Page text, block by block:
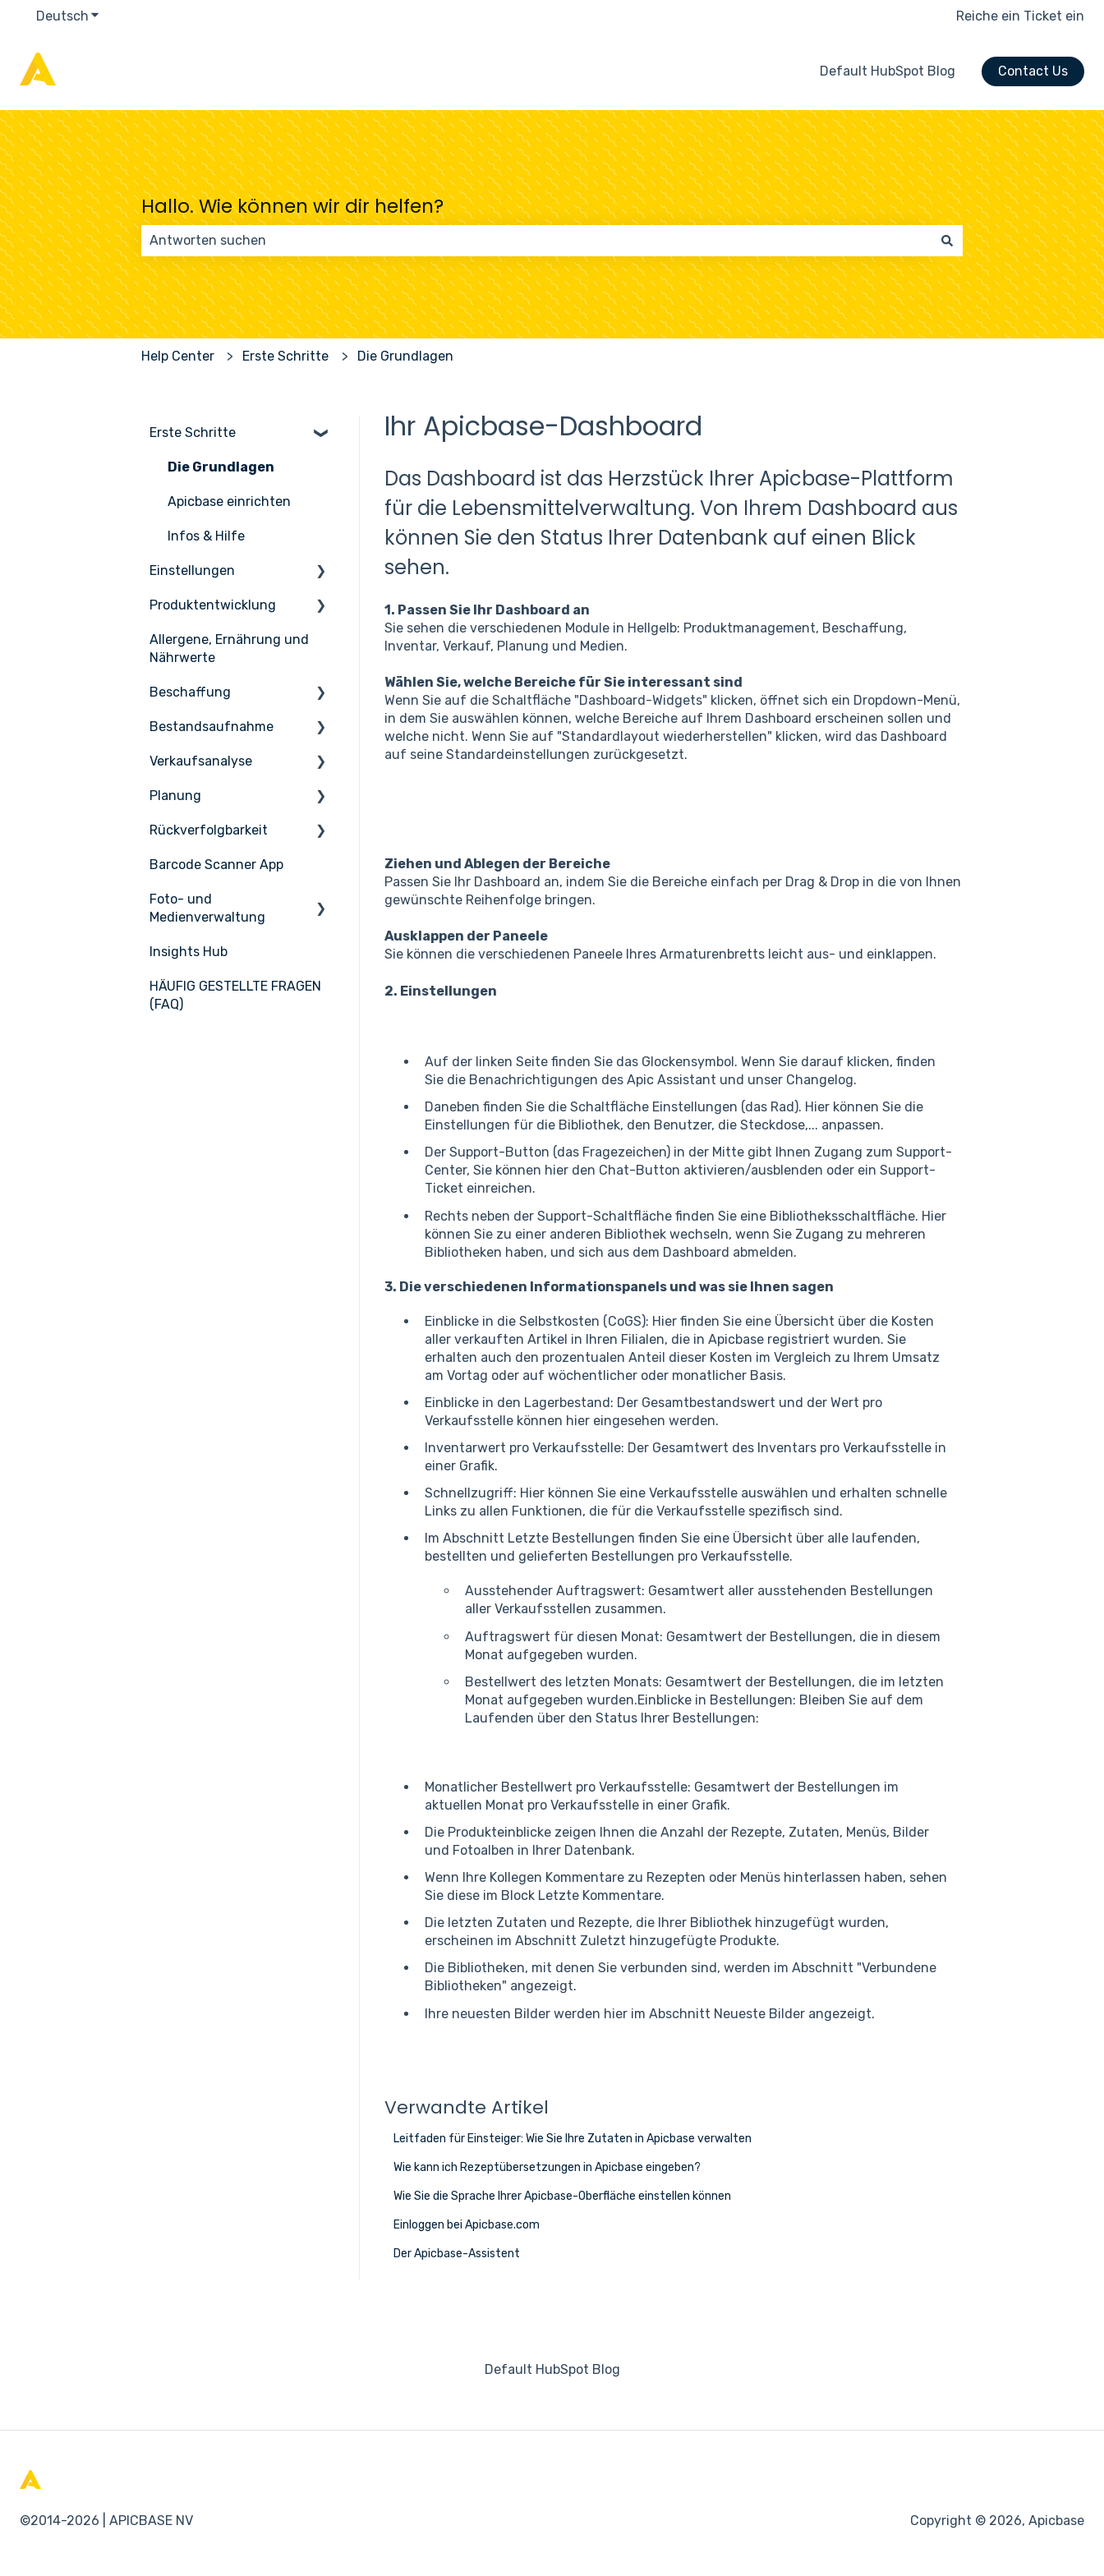
Deutsch Untermenü für Übersetzungen anzeigen Reiche ein Ticket ein
Default HubSpot Blog Contact Us
Hallo. Wie können wir dir helfen?
Es gibt keine Vorschläge, da das Suchfeld leer ist.
Help Center Erste Schritte Die Grundlagen
Ihr Apicbase-Dashboard
Das Dashboard ist das Herzstück Ihrer Apicbase-Plattform
für die Lebensmittelverwaltung. Von Ihrem Dashboard aus
können Sie den Status Ihrer Datenbank auf einen Blick
sehen.
1. Passen Sie Ihr Dashboard an
Sie sehen die verschiedenen Module in Hellgelb: Produktmanagement, Beschaffung,
Inventar, Verkauf, Planung und Medien.
Wählen Sie, welche Bereiche für Sie interessant sind
Wenn Sie auf die Schaltfläche "Dashboard-Widgets" klicken, öffnet sich ein Dropdown-Menü,
in dem Sie auswählen können, welche Bereiche auf Ihrem Dashboard erscheinen sollen und
welche nicht. Wenn Sie auf "Standardlayout wiederherstellen" klicken, wird das Dashboard
auf seine Standardeinstellungen zurückgesetzt.
Ziehen und Ablegen der Bereiche
Passen Sie Ihr Dashboard an, indem Sie die Bereiche einfach per Drag & Drop in die von Ihnen
gewünschte Reihenfolge bringen.
Ausklappen der Paneele
Sie können die verschiedenen Paneele Ihres Armaturenbretts leicht aus- und einklappen.
2. Einstellungen
Auf der linken Seite finden Sie das Glockensymbol. Wenn Sie darauf klicken, finden
Sie die Benachrichtigungen des Apic Assistant und unser Changelog.
Daneben finden Sie die Schaltfläche Einstellungen (das Rad). Hier können Sie die
Einstellungen für die Bibliothek, den Benutzer, die Steckdose,... anpassen.
Der Support-Button (das Fragezeichen) in der Mitte gibt Ihnen Zugang zum Support-
Center, Sie können hier den Chat-Button aktivieren/ausblenden oder ein Support-
Ticket einreichen.
Rechts neben der Support-Schaltfläche finden Sie eine Bibliotheksschaltfläche. Hier
können Sie zu einer anderen Bibliothek wechseln, wenn Sie Zugang zu mehreren
Bibliotheken haben, und sich aus dem Dashboard abmelden.
3. Die verschiedenen Informationspanels und was sie Ihnen sagen
Einblicke in die Selbstkosten (CoGS): Hier finden Sie eine Übersicht über die Kosten
aller verkauften Artikel in Ihren Filialen, die in Apicbase registriert wurden. Sie
erhalten auch den prozentualen Anteil dieser Kosten im Vergleich zu Ihrem Umsatz
am Vortag oder auf wöchentlicher oder monatlicher Basis.
Einblicke in den Lagerbestand: Der Gesamtbestandswert und der Wert pro
Verkaufsstelle können hier eingesehen werden.
Inventarwert pro Verkaufsstelle: Der Gesamtwert des Inventars pro Verkaufsstelle in
einer Grafik.
Schnellzugriff: Hier können Sie eine Verkaufsstelle auswählen und erhalten schnelle
Links zu allen Funktionen, die für die Verkaufsstelle spezifisch sind.
Im Abschnitt Letzte Bestellungen finden Sie eine Übersicht über alle laufenden,
bestellten und gelieferten Bestellungen pro Verkaufsstelle.
Ausstehender Auftragswert: Gesamtwert aller ausstehenden Bestellungen
aller Verkaufsstellen zusammen.
Auftragswert für diesen Monat: Gesamtwert der Bestellungen, die in diesem
Monat aufgegeben wurden.
Bestellwert des letzten Monats: Gesamtwert der Bestellungen, die im letzten
Monat aufgegeben wurden.Einblicke in Bestellungen: Bleiben Sie auf dem
Laufenden über den Status Ihrer Bestellungen:
Monatlicher Bestellwert pro Verkaufsstelle: Gesamtwert der Bestellungen im
aktuellen Monat pro Verkaufsstelle in einer Grafik.
Die Produkteinblicke zeigen Ihnen die Anzahl der Rezepte, Zutaten, Menüs, Bilder
und Fotoalben in Ihrer Datenbank.
Wenn Ihre Kollegen Kommentare zu Rezepten oder Menüs hinterlassen haben, sehen
Sie diese im Block Letzte Kommentare.
Die letzten Zutaten und Rezepte, die Ihrer Bibliothek hinzugefügt wurden,
erscheinen im Abschnitt Zuletzt hinzugefügte Produkte.
Die Bibliotheken, mit denen Sie verbunden sind, werden im Abschnitt "Verbundene
Bibliotheken" angezeigt.
Ihre neuesten Bilder werden hier im Abschnitt Neueste Bilder angezeigt.
Verwandte Artikel
Leitfaden für Einsteiger: Wie Sie Ihre Zutaten in Apicbase verwalten
Wie kann ich Rezeptübersetzungen in Apicbase eingeben?
Wie Sie die Sprache Ihrer Apicbase-Oberfläche einstellen können
Einloggen bei Apicbase.com
Der Apicbase-Assistent
Erste Schritte
Die Grundlagen
Apicbase einrichten
Infos & Hilfe
Einstellungen
Einstellungen
Benutzerverwaltung
Produktentwicklung
Inhaltsstoffen
Produktentwicklung
Allergene, Ernährung und
Nährwerte
Beschaffung
Bestellung
Empfang
Lieferanten
Lieferantenintegratione
Bestandsaufnahme
Zählen
Lagerverwaltung
Verkaufsanalyse
Vertriebsmanagement
PoS-Integrationen
Planung
Aufgaben & HACCP
Produktionsplan
Rückverfolgbarkeit
Nicelabel
Barcode Scanner App
Foto- und
Medienverwaltung
Medienmanagement
APIC Studio
Insights Hub
HÄUFIG GESTELLTE FRAGEN
(FAQ)
Default HubSpot Blog
©2014-2026 | APICBASE NV Copyright © 2026, Apicbase